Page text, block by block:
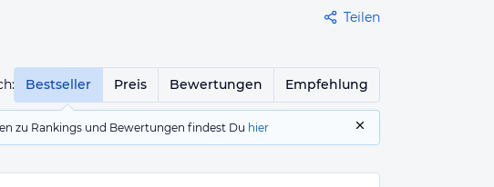
Teilen
Bestseller Preis Bewertungen Empfehlung
zu Rankings und Bewertungen findest Du hier